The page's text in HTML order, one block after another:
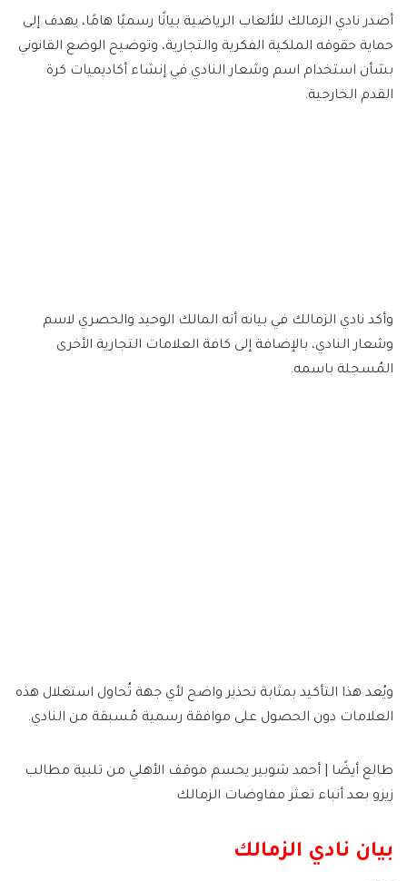
أصدر نادي الزمالك للألعاب الرياضية بيانًا رسميًا هامًا، يهدف إلى
حماية حقوقه الملكية الفكرية والتجارية، وتوضيح الوضع القانوني
بشأن استخدام اسم وشعار النادي في إنشاء أكاديميات كرة
القدم الخارجية.
وأكد نادي الزمالك في بيانه أنه المالك الوحيد والحصري لاسم
وشعار النادي، بالإضافة إلى كافة العلامات التجارية الأخرى
المُسجلة باسمه.
ويُعد هذا التأكيد بمثابة تحذير واضح لأي جهة تُحاول استغلال هذه
العلامات دون الحصول على موافقة رسمية مُسبقة من النادي.
طالع أيضًا | أحمد شوبير يحسم موقف الأهلي من تلبية مطالب
زيزو بعد أنباء تعثر مفاوضات الزمالك
بيان نادي الزمالك